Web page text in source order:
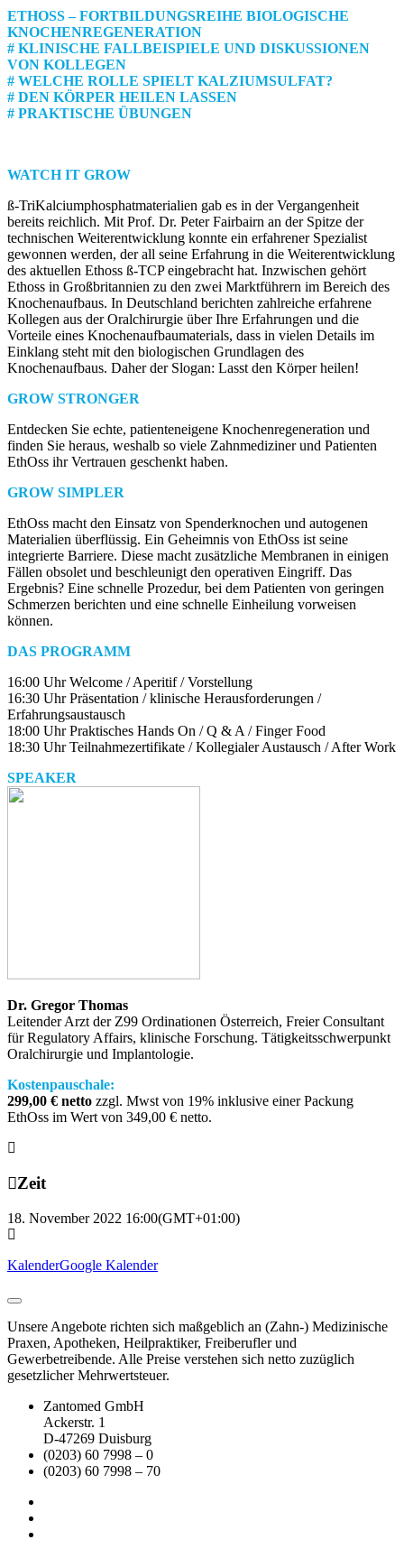
ETHOSS – FORTBILDUNGSREIHE BIOLOGISCHE
KNOCHENREGENERATION
# KLINISCHE FALLBEISPIELE UND DISKUSSIONEN
VON KOLLEGEN
# WELCHE ROLLE SPIELT KALZIUMSULFAT?
# DEN KÖRPER HEILEN LASSEN
# PRAKTISCHE ÜBUNGEN
WATCH IT GROW
ß-TriKalciumphosphatmaterialien gab es in der Vergangenheit
bereits reichlich. Mit Prof. Dr. Peter Fairbairn an der Spitze der
technischen Weiterentwicklung konnte ein erfahrener Spezialist
gewonnen werden, der all seine Erfahrung in die Weiterentwicklung
des aktuellen Ethoss ß-TCP eingebracht hat. Inzwischen gehört
Ethoss in Großbritannien zu den zwei Marktführern im Bereich des
Knochenaufbaus. In Deutschland berichten zahlreiche erfahrene
Kollegen aus der Oralchirurgie über Ihre Erfahrungen und die
Vorteile eines Knochenaufbaumaterials, dass in vielen Details im
Einklang steht mit den biologischen Grundlagen des
Knochenaufbaus. Daher der Slogan: Lasst den Körper heilen!
GROW STRONGER
Entdecken Sie echte, patienteneigene Knochenregeneration und
finden Sie heraus, weshalb so viele Zahnmediziner und Patienten
EthOss ihr Vertrauen geschenkt haben.
GROW SIMPLER
EthOss macht den Einsatz von Spenderknochen und autogenen
Materialien überflüssig. Ein Geheimnis von EthOss ist seine
integrierte Barriere. Diese macht zusätzliche Membranen in einigen
Fällen obsolet und beschleunigt den operativen Eingriff. Das
Ergebnis? Eine schnelle Prozedur, bei dem Patienten von geringen
Schmerzen berichten und eine schnelle Einheilung vorweisen
können.
DAS PROGRAMM
16:00 Uhr Welcome / Aperitif / Vorstellung
16:30 Uhr Präsentation / klinische Herausforderungen /
Erfahrungsaustausch
18:00 Uhr Praktisches Hands On / Q & A / Finger Food
18:30 Uhr Teilnahmezertifikate / Kollegialer Austausch / After Work
SPEAKER
Dr. Gregor Thomas
Leitender Arzt der Z99 Ordinationen Österreich, Freier Consultant
für Regulatory Affairs, klinische Forschung. Tätigkeitsschwerpunkt
Oralchirurgie und Implantologie.
Kostenpauschale:
299,00 € netto zzgl. Mwst von 19% inklusive einer Packung
EthOss im Wert von 349,00 € netto.
Zeit
18. November 2022 16:00(GMT+01:00)
KalenderGoogle Kalender
Unsere Angebote richten sich maßgeblich an (Zahn-) Medizinische
Praxen, Apotheken, Heilpraktiker, Freiberufler und
Gewerbetreibende. Alle Preise verstehen sich netto zuzüglich
gesetzlicher Mehrwertsteuer.
Zantomed GmbH
Ackerstr. 1
D-47269 Duisburg
(0203) 60 7998 – 0
(0203) 60 7998 – 70